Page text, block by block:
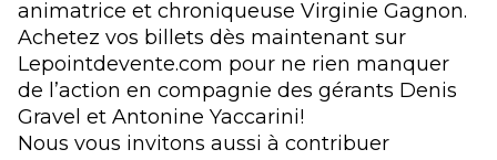
animatrice et chroniqueuse Virginie Gagnon.
Achetez vos billets dès maintenant sur
Lepointdevente.com pour ne rien manquer
de l’action en compagnie des gérants Denis
Gravel et Antonine Yaccarini!
Nous vous invitons aussi à contribuer